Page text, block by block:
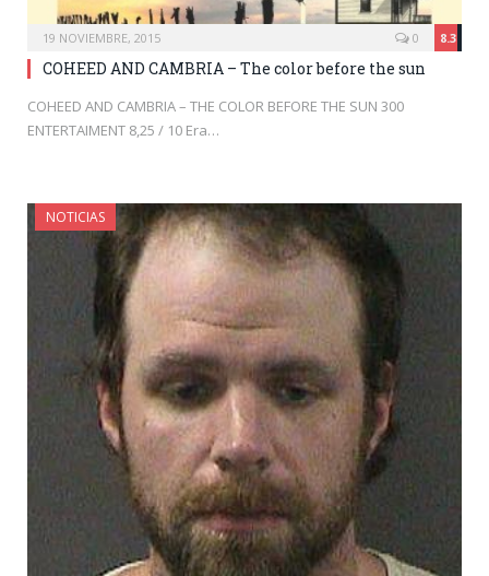
19 NOVIEMBRE, 2015 8.3
0
COHEED AND CAMBRIA – The color before the sun
COHEED AND CAMBRIA – THE COLOR BEFORE THE SUN 300
ENTERTAIMENT 8,25 / 10 Era…
NOTICIAS